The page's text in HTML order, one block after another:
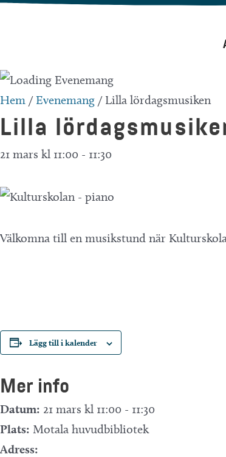
Hem /Evenemang / Lilla lördagsmusiken
Lilla
21 mars kl 11:00 - 11:30
Välkomna till en musikstund när
Lägg till i kalender
Mer info
Datum: 21 mars kl 11:00 - 11:30
Plats: Motala huvudbibliotek
Adress: